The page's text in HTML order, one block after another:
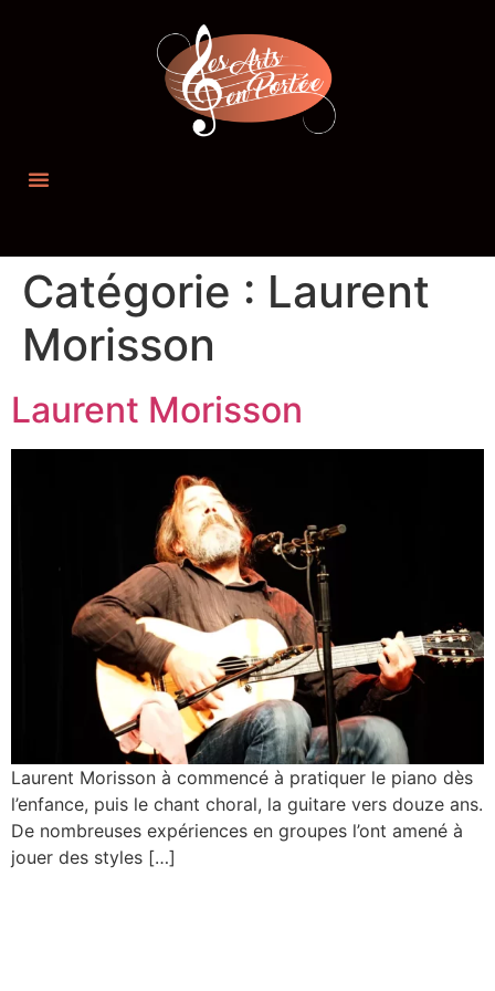
Catégorie : Laurent
Morisson
Laurent Morisson
Laurent Morisson à commencé à pratiquer le piano dès
l’enfance, puis le chant choral, la guitare vers douze ans.
De nombreuses expériences en groupes l’ont amené à
jouer des styles […]